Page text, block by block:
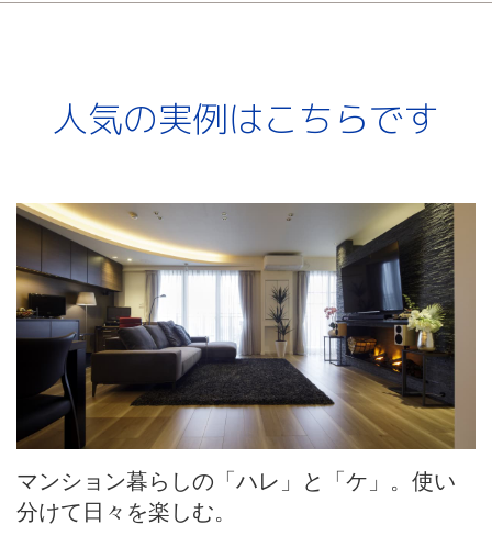
人気の実例はこちらです
マンション暮らしの「ハレ」と「ケ」。使い
分けて日々を楽しむ。